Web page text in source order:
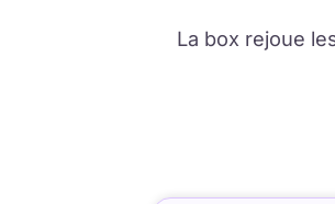
La box rejoue